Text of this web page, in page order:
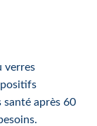
verres
santé après 60